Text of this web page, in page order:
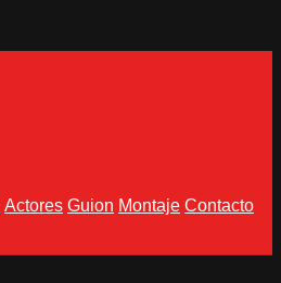
Actores Guion Montaje Contacto